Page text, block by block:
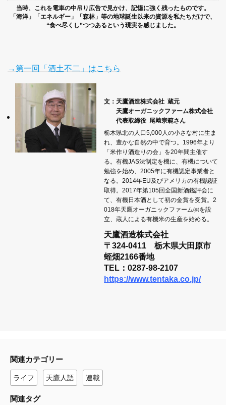
当時、これを電車の中吊り広告で見かけ、記憶に強く残ったものです。
「海洋」「エネルギー」「森林」等の地球誕生以来の資源を私たちだけで、
“食べ尽くし”つつあるという現実を感じました。
→第一回「酒土不二」はこちら
文：天鷹酒造株式会社 蔵元
天鷹オーガニックファーム株式会社
代表取締役 尾﨑宗範さん
栃木県北の人口5,000人の小さな村に生ま
れ、豊かな自然の中で育つ。1996年より
「米作り酒造りの会」を20年間主催す
る。有機JAS法制定を機に、有機について
勉強を始め、2005年に有機認定事業者と
なる。2014年EU及びアメリカの有機認証
取得。2017年第105回全国新酒鑑評会に
て、有機日本酒として初の金賞を受賞。2
018年天鷹オーガニックファーム㈱を設
立、蔵人による有機米の生産を始める。
天鷹酒造株式会社
〒324-0411 栃木県大田原市
蛭畑2166番地
TEL：0287-98-2107
https://www.tentaka.co.jp/
関連カテゴリー
ライフ 天鷹人語 連載
関連タグ